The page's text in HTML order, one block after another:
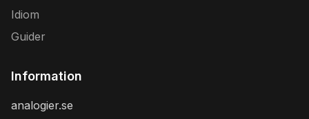
Idiom
Guider
Information
analogier.se